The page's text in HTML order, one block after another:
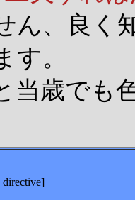
、良く
す。
歳でも
directive]